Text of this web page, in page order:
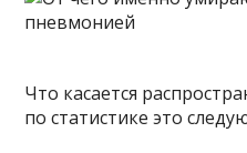
Что касается
по статистике это